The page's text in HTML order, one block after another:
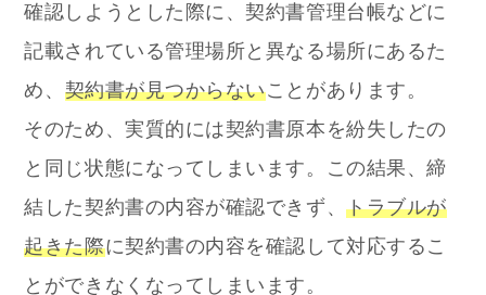
確認しようとした際に、契約書管理台帳などに
記載されている管理場所と異なる場所にあるた
め、 契約書が見つからないことがあります。
そのため、実質的には契約書原本を紛失したの
と同じ状態になってしまいます。この結果、締
結した契約書の内容が確認できず、トラブルが
起きた際に契約書の内容を確認して対応するこ
とができなくなってしまいます。